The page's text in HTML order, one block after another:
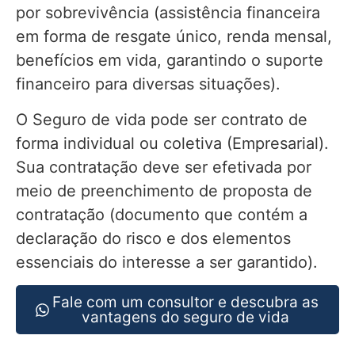
por sobrevivência (assistência financeira
em forma de resgate único, renda mensal,
benefícios em vida, garantindo o suporte
financeiro para diversas situações).
O Seguro de vida pode ser contrato de
forma individual ou coletiva (Empresarial).
Sua contratação deve ser efetivada por
meio de preenchimento de proposta de
contratação (documento que contém a
declaração do risco e dos elementos
essenciais do interesse a ser garantido).
Fale com um consultor e descubra as
vantagens do seguro de vida